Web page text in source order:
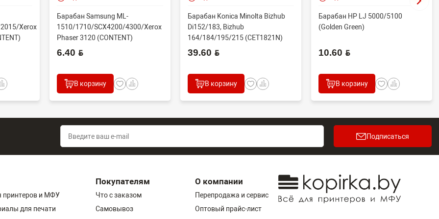
Xerox
Барабан Samsung ML-
1510/1710/SCX4200/4300/Xerox
Phaser 3120 (CONTENT)
6.40 BYN
В корзину
Барабан Konica Minolta Bizhub
Di152/183, Bizhub
164/184/195/215 (CET1821N)
60000 стр.
39.60 BYN
В корзину
Барабан HP LJ 5000/5100
(Golden Green)
10.60 BYN
В корзину
Подписаться
принтеров и МФУ
для печати
Покупателям
Что с заказом
Самовывоз
О компании
Перепродажа и сервис
Оптовый прайс-лист